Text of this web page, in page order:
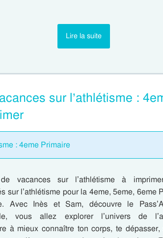
Lire la suite
sur l’athlétisme :
: 4eme Primaire
vacances sur l’athlétisme à
sur l’athlétisme pour la 4eme, 5eme, 6eme
Avec Inès et Sam, découvre le
vous allez explorer l’univers de
à mieux connaître ton corps, te dépasser,